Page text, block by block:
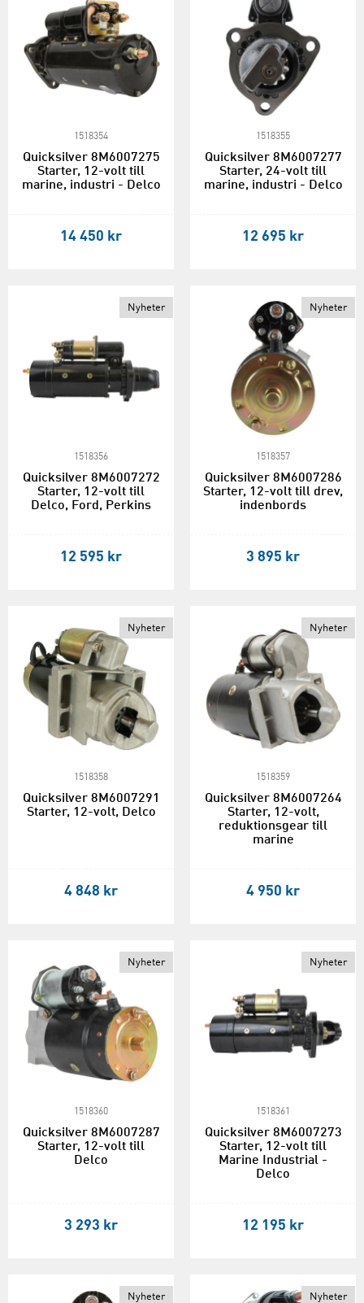
1518354
Quicksilver 8M6007275
Starter, 12-volt till
marine, industri - Delco
14 450 kr
1518355
Quicksilver 8M6007277
Starter, 24-volt till
marine, industri - Delco
12 695 kr
Nyheter
1518356
Quicksilver 8M6007272
Starter, 12-volt till
Delco, Ford, Perkins
12 595 kr
Nyheter
1518357
Quicksilver 8M6007286
Starter, 12-volt till drev,
indenbords
3 895 kr
Nyheter
1518358
Quicksilver 8M6007291
Starter, 12-volt, Delco
4 848 kr
Nyheter
1518359
Quicksilver 8M6007264
Starter, 12-volt,
reduktionsgear till
marine
4 950 kr
Nyheter
1518360
Quicksilver 8M6007287
Starter, 12-volt till
Delco
3 293 kr
Nyheter
1518361
Quicksilver 8M6007273
Starter, 12-volt till
Marine Industrial -
Delco
12 195 kr
Nyheter Nyheter